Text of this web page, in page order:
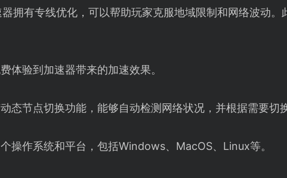
器拥有专线优化，可以帮助玩家克服地域限制和网络波动。
体验到加速器带来的加速效果。
态节点切换功能，能够自动检测网络状况，并根据需要切
操作系统和平台，包括Windows、MacOS、Linux等。